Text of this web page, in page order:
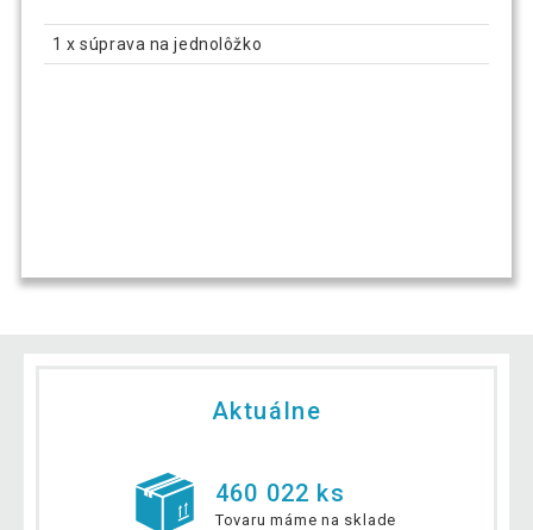
1 x súprava na jednolôžko
Aktuálne
460 022 ks
Tovaru máme na sklade